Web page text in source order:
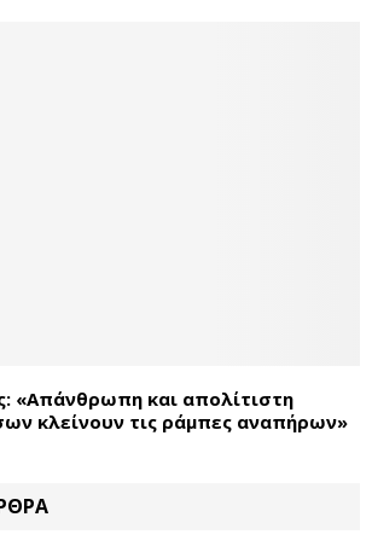
«Απάνθρωπη και απολίτιστη
κλείνουν τις ράμπες αναπήρων»